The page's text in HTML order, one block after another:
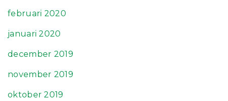
februari 2020
januari 2020
december 2019
november 2019
oktober 2019